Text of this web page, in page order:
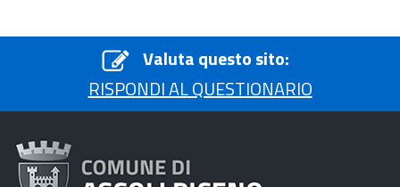
Valuta questo sito:
RISPONDI AL QUESTIONARIO